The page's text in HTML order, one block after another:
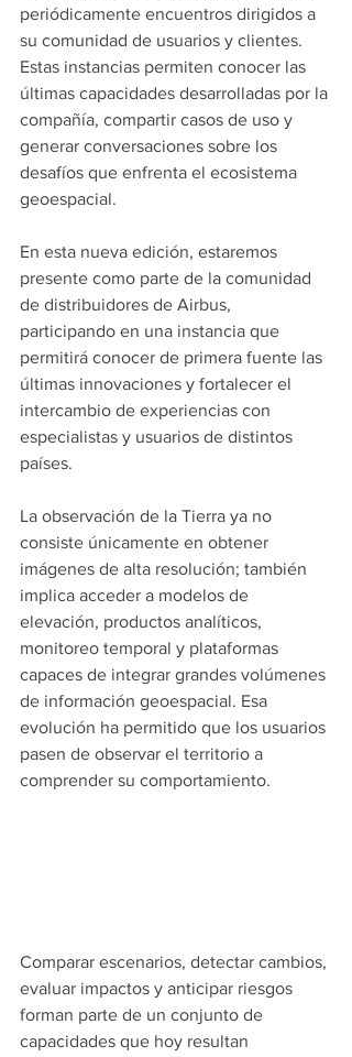
periódicamente encuentros dirigidos a
su comunidad de usuarios y clientes.
Estas instancias permiten conocer las
últimas capacidades desarrolladas por la
compañía, compartir casos de uso y
generar conversaciones sobre los
desafíos que enfrenta el ecosistema
geoespacial.
En esta nueva edición, estaremos
presente como parte de la comunidad
de distribuidores de Airbus,
participando en una instancia que
permitirá conocer de primera fuente las
últimas innovaciones y fortalecer el
intercambio de experiencias con
especialistas y usuarios de distintos
países.
La observación de la Tierra ya no
consiste únicamente en obtener
imágenes de alta resolución; también
implica acceder a modelos de
elevación, productos analíticos,
monitoreo temporal y plataformas
capaces de integrar grandes volúmenes
de información geoespacial. Esa
evolución ha permitido que los usuarios
pasen de observar el territorio a
comprender su comportamiento.
Comparar escenarios, detectar cambios,
evaluar impactos y anticipar riesgos
forman parte de un conjunto de
capacidades que hoy resultan